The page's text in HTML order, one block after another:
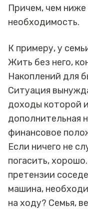
Причем, чем
необходимость.
К примеру, у
Жить без него,
Накоплений для
Ситуация
доходы которой
дополнительная
финансовое
Если ничего не
погасить,
претензии
машина,
на ходу? Семья,